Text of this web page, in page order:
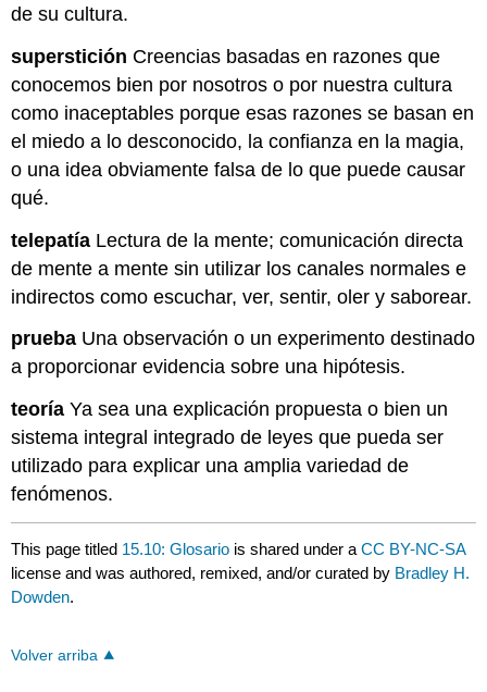
de su cultura.
superstición Creencias basadas en razones que
conocemos bien por nosotros o por nuestra cultura
como inaceptables porque esas razones se basan en
el miedo a lo desconocido, la confianza en la magia,
o una idea obviamente falsa de lo que puede causar
qué.
telepatía Lectura de la mente; comunicación directa
de mente a mente sin utilizar los canales normales e
indirectos como escuchar, ver, sentir, oler y saborear.
prueba Una observación o un experimento destinado
a proporcionar evidencia sobre una hipótesis.
teoría Ya sea una explicación propuesta o bien un
sistema integral integrado de leyes que pueda ser
utilizado para explicar una amplia variedad de
fenómenos.
This page titled 15.10: Glosario is shared under aCC BY-NC-SA
license and was authored, remixed, and/or curated by Bradley H.
Dowden.
Volver arriba